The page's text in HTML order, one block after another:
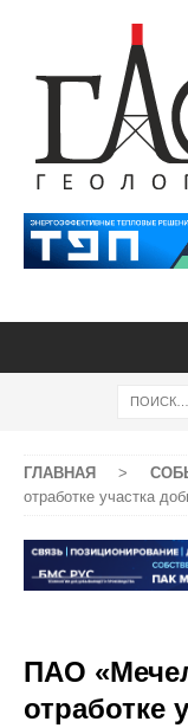
ГЛАВНАЯ >
отработке участка
ПАО
отработке